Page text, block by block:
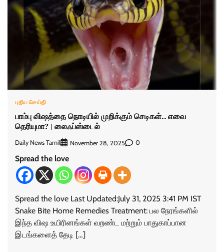
புதிய செய்தி
பாம்பு விஷத்தை நொடியில் முறிக்கும் செடிகள்.. எவை
தெரியுமா? | லைஃப்ஸ்டைல்
Daily News Tamil November 28, 2025 0
Spread the love
Spread the love Last Updated:July 31, 2025 3:41 PM IST
Snake Bite Home Remedies Treatment: பல நேரங்களில்
இந்த விஷ உயிரினங்கள் வறண்ட மற்றும் பாதுகாப்பான
இடங்களைத் தேடி […]